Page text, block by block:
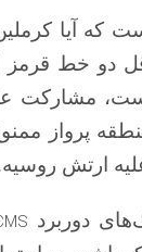
که آیا
دو خط قرمز
مشارکت
پرواز
ارتش
دوربرد